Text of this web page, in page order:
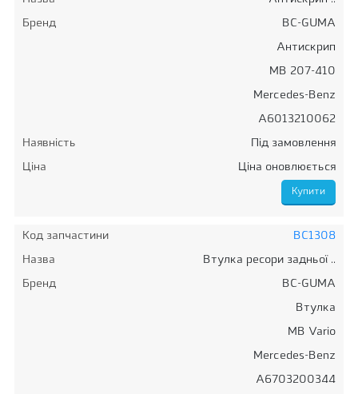
Бренд
BC-GUMA
Антискрип
MB 207-410
Mercedes-Benz
A6013210062
Наявність
Під замовлення
Ціна
Ціна оновлюється
Код запчастини
BC1308
Назва
Втулка ресори задньої ..
Бренд
BC-GUMA
Втулка
MB Vario
Mercedes-Benz
A6703200344